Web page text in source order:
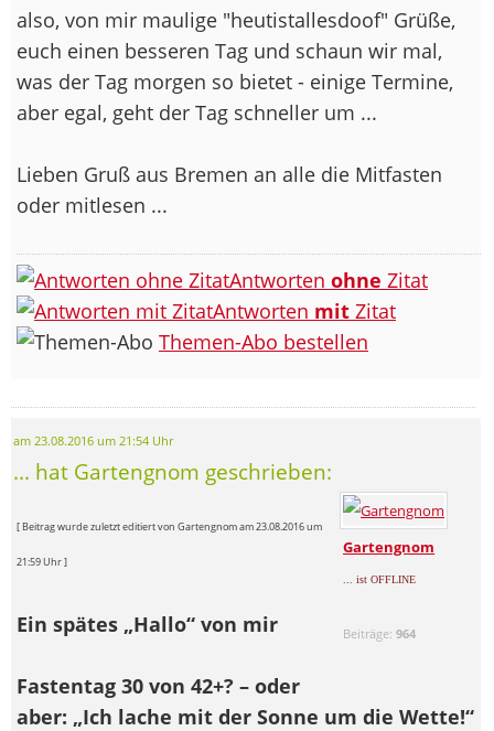
also, von mir maulige "heutistallesdoof" Grüße,
euch einen besseren Tag und schaun wir mal,
was der Tag morgen so bietet - einige Termine,
aber egal, geht der Tag schneller um ...
Lieben Gruß aus Bremen an alle die Mitfasten
oder mitlesen ...
Antworten ohne Zitat
Antworten mit Zitat
Themen-Abo bestellen
am 23.08.2016 um 21:54 Uhr
... hat Gartengnom geschrieben:
Gartengnom
... ist OFFLINE
Beiträge:964
[ Beitrag wurde zuletzt editiert von Gartengnom am 23.08.2016 um
21:59 Uhr ]
Ein spätes „Hallo“ von mir
Fastentag 30 von 42+? – oder
aber: „Ich lache mit der Sonne um die Wette!“